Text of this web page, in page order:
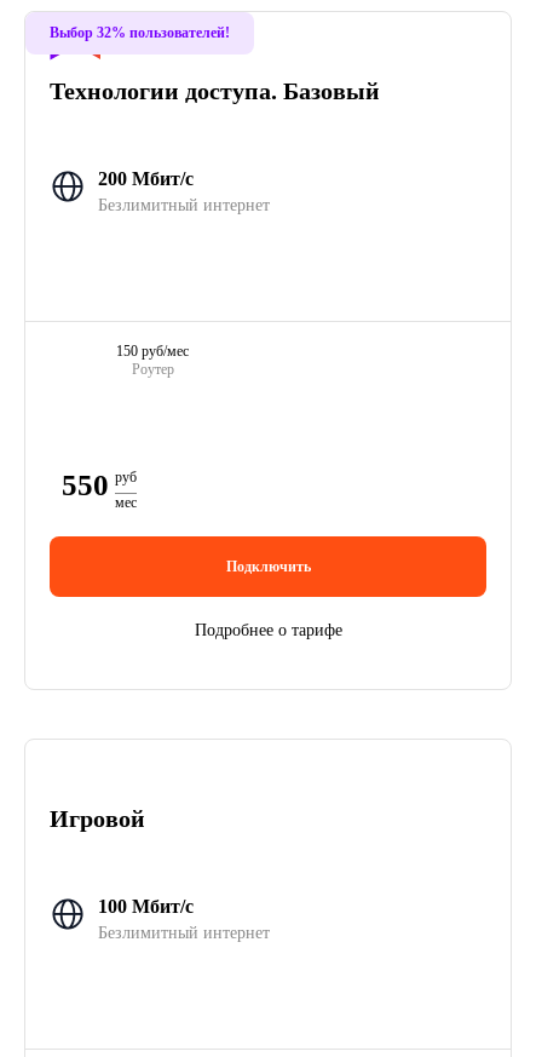
Хит
Выбор 32% пользователей!
Технологии доступа. Базовый
200 Мбит/с
Безлимитный интернет
Роутер
150 руб/мес
550 руб
мес
Подключить
Подробнее о тарифе
Игровой
100 Мбит/с
Безлимитный интернет